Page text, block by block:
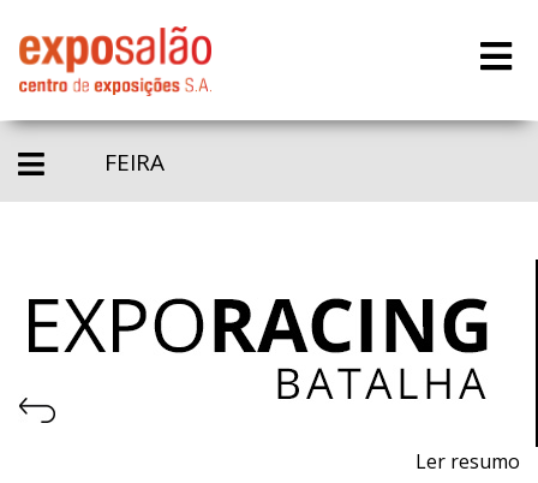
FEIRA
Ler resumo